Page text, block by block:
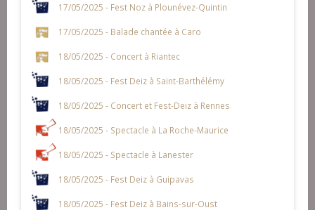
17/05/2025 - Fest Noz à Plounévez-Quintin
17/05/2025 - Balade chantée à Caro
18/05/2025 - Concert à Riantec
18/05/2025 - Fest Deiz à Saint-Barthélémy
18/05/2025 - Concert et Fest-Deiz à Rennes
18/05/2025 - Spectacle à La Roche-Maurice
18/05/2025 - Spectacle à Lanester
18/05/2025 - Fest Deiz à Guipavas
18/05/2025 - Fest Deiz à Bains-sur-Oust